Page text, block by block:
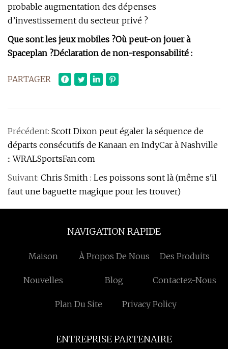
probable augmentation des dépenses
d’investissement du secteur privé ?
Que sont les jeux mobiles ?Où peut-on jouer à
Spaceplan ?Déclaration de non-responsabilité :
PARTAGER
Précédent: Scott Dixon peut égaler la séquence de
départs consécutifs de Kanaan en IndyCar à Nashville
:: WRALSportsFan.com
Suivant: Chris Smith : Les poissons sont là (même s'il
faut une baguette magique pour les trouver)
NAVIGATION RAPIDE
Maison À Propos De Nous Des Produits
Nouvelles Blog Contactez-Nous
Plan Du Site Privacy Policy
ENTREPRISE PARTENAIRE